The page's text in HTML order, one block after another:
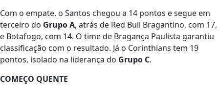
Com o empate, o Santos chegou a 14 pontos e segue em
terceiro do Grupo A, atrás de Red Bull Bragantino, com 17,
e Botafogo, com 14. O time de Bragança Paulista garantiu
classificação com o resultado. Já o Corinthians tem 19
pontos, isolado na liderança do Grupo C.
COMEÇO QUENTE